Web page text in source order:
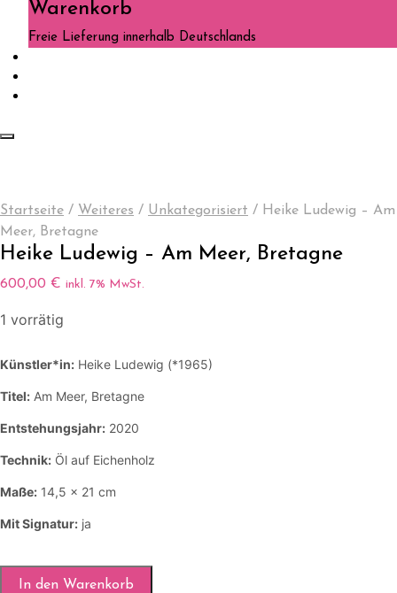
Warenkorb
Freie Lieferung innerhalb Deutschlands
Startseite / Weiteres / Unkategorisiert / Heike Ludewig – Am
Meer, Bretagne
Heike Ludewig – Am Meer, Bretagne
600,00 € inkl. 7% MwSt.
1 vorrätig
Künstler*in: Heike Ludewig (*1965)
Titel: Am Meer, Bretagne
Entstehungsjahr: 2020
Technik: Öl auf Eichenholz
Maße: 14,5 x 21 cm
Mit Signatur: ja
In den Warenkorb